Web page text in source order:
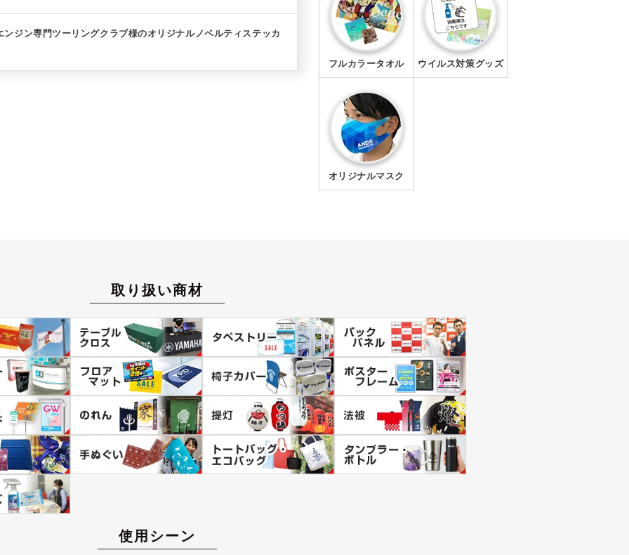
ンジン専門ツーリングクラブ様のオリジナルノベルティステッカ
フルカラータオル ウイルス対策グッズ
オリジナルマスク
取り扱い商材
使用シーン